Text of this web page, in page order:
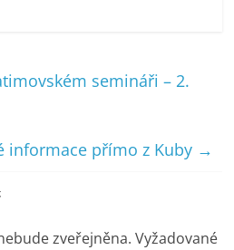
semináři – 2.
informace přímo z Kuby →
zveřejněna. Vyžadované